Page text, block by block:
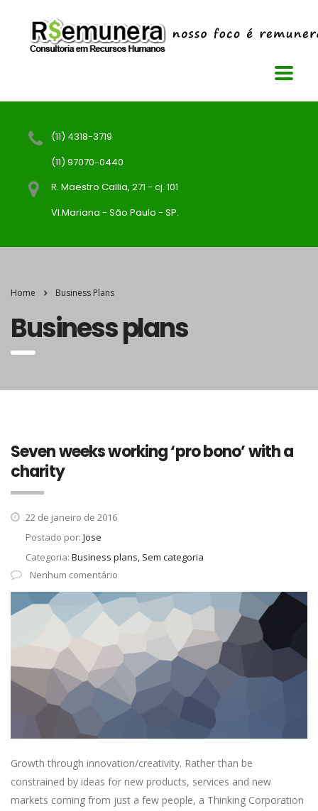
(11) 4318-3719
(11) 97070-0440
R. Maestro Callia, 271 - cj. 101
Vl.Mariana - São Paulo - SP.
Home Business Plans
Business plans
Seven weeks working ‘pro bono’ with a
charity
22 de janeiro de 2016
Postado por: Jose
Categoria: Business plans, Sem categoria
Nenhum comentário
Growth through innovation/creativity. Rather than be
constrained by ideas for new products, services and new
markets coming from just a few people, a Thinking Corporation